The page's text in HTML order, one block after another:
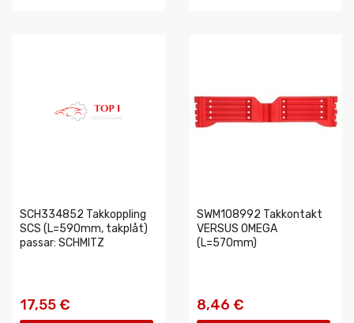
SCH334852 Takkoppling
SCS (L=590mm, takplåt)
passar: SCHMITZ
17,55 €
SWM108992 Takkontakt
VERSUS OMEGA
(L=570mm)
8,46 €